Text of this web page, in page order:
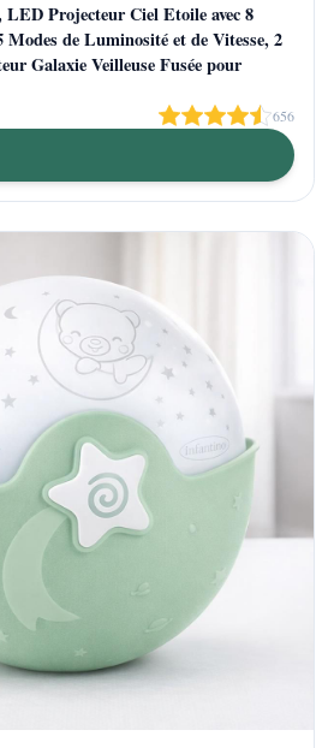
Projecteur Ciel Etoile avec 8
Modes de Luminosité et de Vitesse, 2
Galaxie Veilleuse Fusée pour
656